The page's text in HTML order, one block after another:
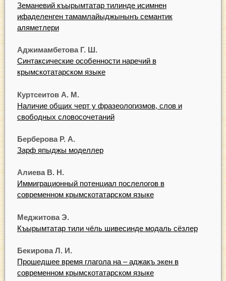
Земаневий къырымтатар тилинде исимнен
ифаделенген тамамлайыджынынъ семантик
аляметлери
Аджимамбетова Г. Ш.
Синтаксические особенности наречий в
крымскотатарском языке
Куртсеитов А. М.
Наличие общих черт у фразеологизмов, слов и
свободных словосочетаний
Берберова Р. А.
Зарф япыджы моделлер
Алиева В. Н.
Иммиграционный потенциал послелогов в
современном крымскотатарском языке
Меджитова Э.
Къырымтатар тили чёль шивесинде модаль сёзлер
Бекирова Л. И.
Прошедшее время глагола на – аджакъ экен в
современном крымскотатарском языке